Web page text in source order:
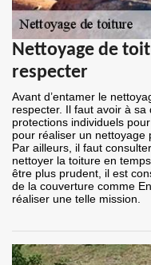
Nettoyage de
respecter
Avant d’entamer le
respecter. Il faut avoir à
protections individuels
pour réaliser un nettoyage
Par ailleurs, il faut
nettoyer la toiture en
être plus prudent, il est
de la couverture comme
réaliser une telle mission.